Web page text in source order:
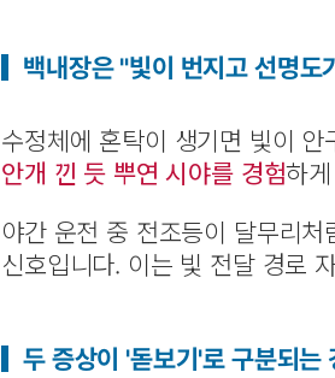
백내장은 "빛이 번지고 선명도
수정체에 혼탁이 생기면 빛이
안개 낀 듯 뿌연 시야를 경험하
야간 운전 중 전조등이 달무리
신호입니다. 이는 빛 전달 경로
두 증상이 '돋보기'로 구분되는